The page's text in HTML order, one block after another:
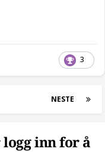
3
NESTE
inn for å